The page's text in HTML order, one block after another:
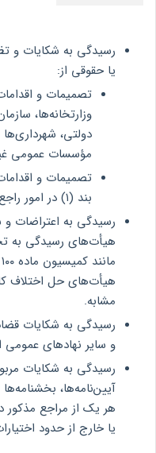
رسیدگی به شکایات و
یا حقوقی از:
تصمیمات و
وزارتخانه‌ها،
دولتی،
مؤسسات عمومی
تصمیمات و
بند (۱) در امور راجع به وظایف آنها.
رسیدگی به اعتراضات
هیأت‌های رسیدگی به
هیأت‌های حل اختلاف
مشابه.
رسیدگی به شکایات
و سایر نهادهای
رسیدگی به شکایات
آیین‌نامه‌ها،
یا خارج از حدود